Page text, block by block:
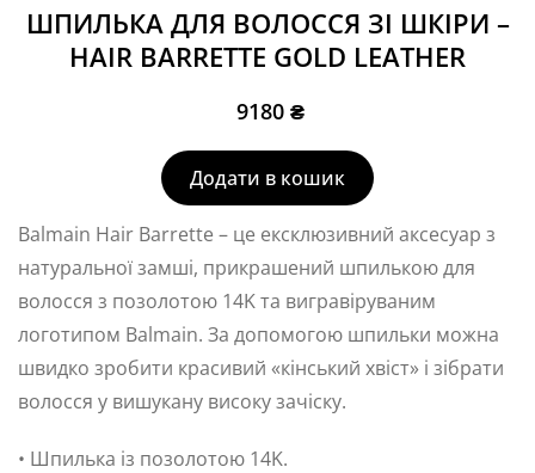
ШПИЛЬКА ДЛЯ ВОЛОССЯ ЗІ ШКІРИ –
HAIR BARRETTE GOLD LEATHER
9180 ₴
Додати в кошик
Balmain Hair Barrette – це ексклюзивний аксесуар з
натуральної замші, прикрашений шпилькою для
волосся з позолотою 14K та вигравіруваним
логотипом Balmain. За допомогою шпильки можна
швидко зробити красивий «кінський хвіст» і зібрати
волосся у вишукану високу зачіску.
• Шпилька із позолотою 14K.